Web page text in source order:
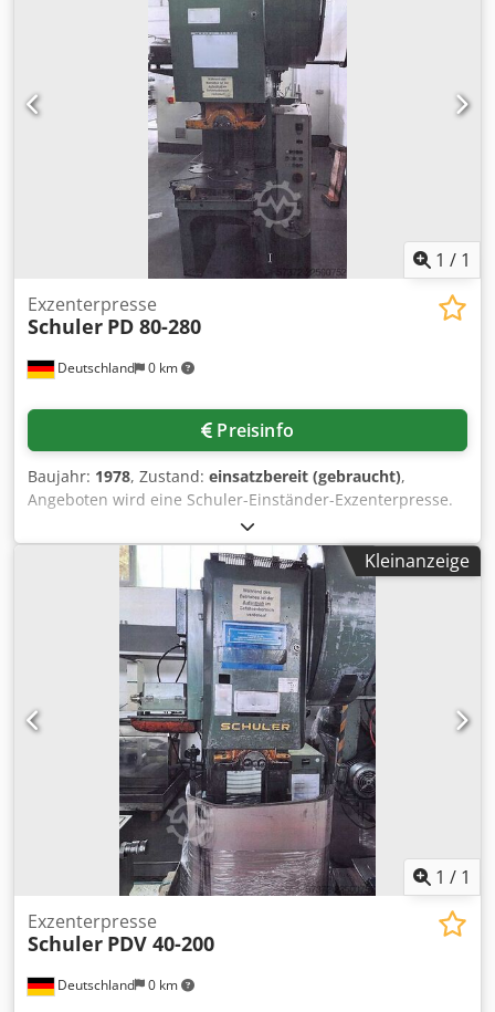
Codpfxjzrmm Se Ahhjha Leergewicht: 9.000 kg
Transportpakete: 4 Stk. AUSSTATTUNG Dokumentation
1 / 1
Deutschland 0 km
Exzenterpresse
Schuler PD 80-280
Preisinfo
Baujahr: 1978, Zustand: einsatzbereit (gebraucht),
Angeboten wird eine Schuler-Einständer-Exzenterpresse.
Presskraft: 80t, Ausladung: 280mm, verstellbarer
Hubbereich: 20mm-160mm, max. Hubzahl: 125Hübe/min,
Tischfläche X/Y: 700mm/560mm, Stößelfläche X/Y:
560mm/350mm, Stößelverstellung: 72mm, max. Abstand
Tisch/Stößel: 510mm. Maschinengewicht: ca. 4800kg.
Besichtigung nach Absprache möglich. Chodpfx
Ahjzrzpuehsa
Kleinanzeige
1 / 1
Deutschland 0 km
Exzenterpresse
Schuler PDV 40-200